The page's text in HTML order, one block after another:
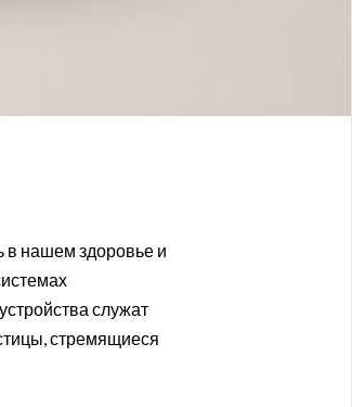
в нашем здоровье и
служат
стремящиеся